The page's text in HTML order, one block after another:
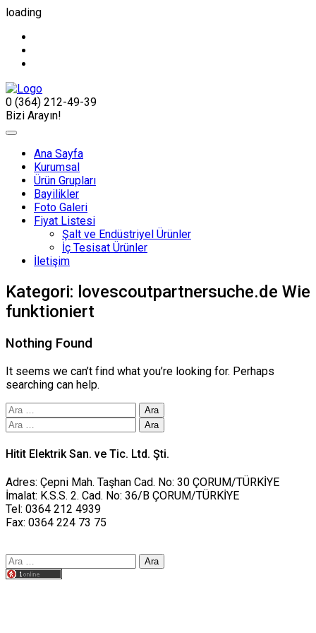
loading
0 (364) 212-49-39
Bizi Arayın!
Ana Sayfa
Kurumsal
Ürün Grupları
Bayilikler
Foto Galeri
Fiyat Listesi
Şalt ve Endüstriyel Ürünler
İç Tesisat Ürünler
İletişim
Kategori: lovescoutpartnersuche.de Wie
funktioniert
Nothing Found
It seems we can’t find what you’re looking for. Perhaps
searching can help.
Arama:
Arama:
Hitit Elektrik San. ve Tic. Ltd. Şti.
Adres: Çepni Mah. Taşhan Cad. No: 30 ÇORUM/TÜRKİYE
İmalat: K.S.S. 2. Cad. No: 36/B ÇORUM/TÜRKİYE
Tel: 0364 212 4939
Fax: 0364 224 73 75
Arama: